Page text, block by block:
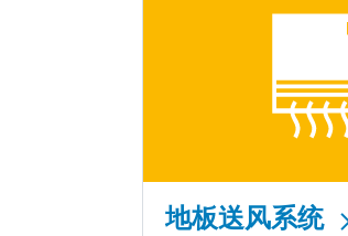
地板送风系统